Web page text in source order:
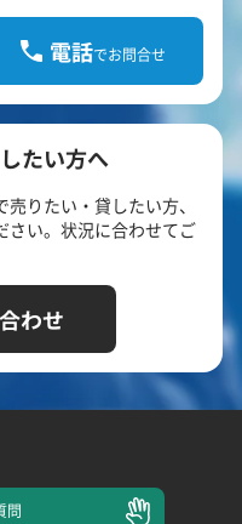
電話でお問合せ
たい方へ
りたい・貸したい方、
さい。状況に合わせてご
わせ
問